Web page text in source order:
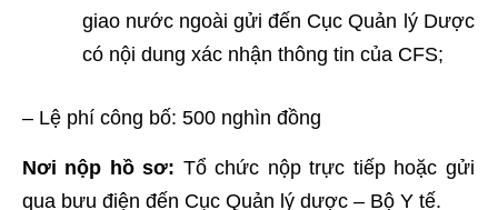
giao nước ngoài gửi đến Cục Quản lý Dược
có nội dung xác nhận thông tin của CFS;
– Lệ phí công bố: 500 nghìn đồng
Nơi nộp hồ sơ: Tổ chức nộp trực tiếp hoặc gửi
qua bưu điện đến Cục Quản lý dược – Bộ Y tế.